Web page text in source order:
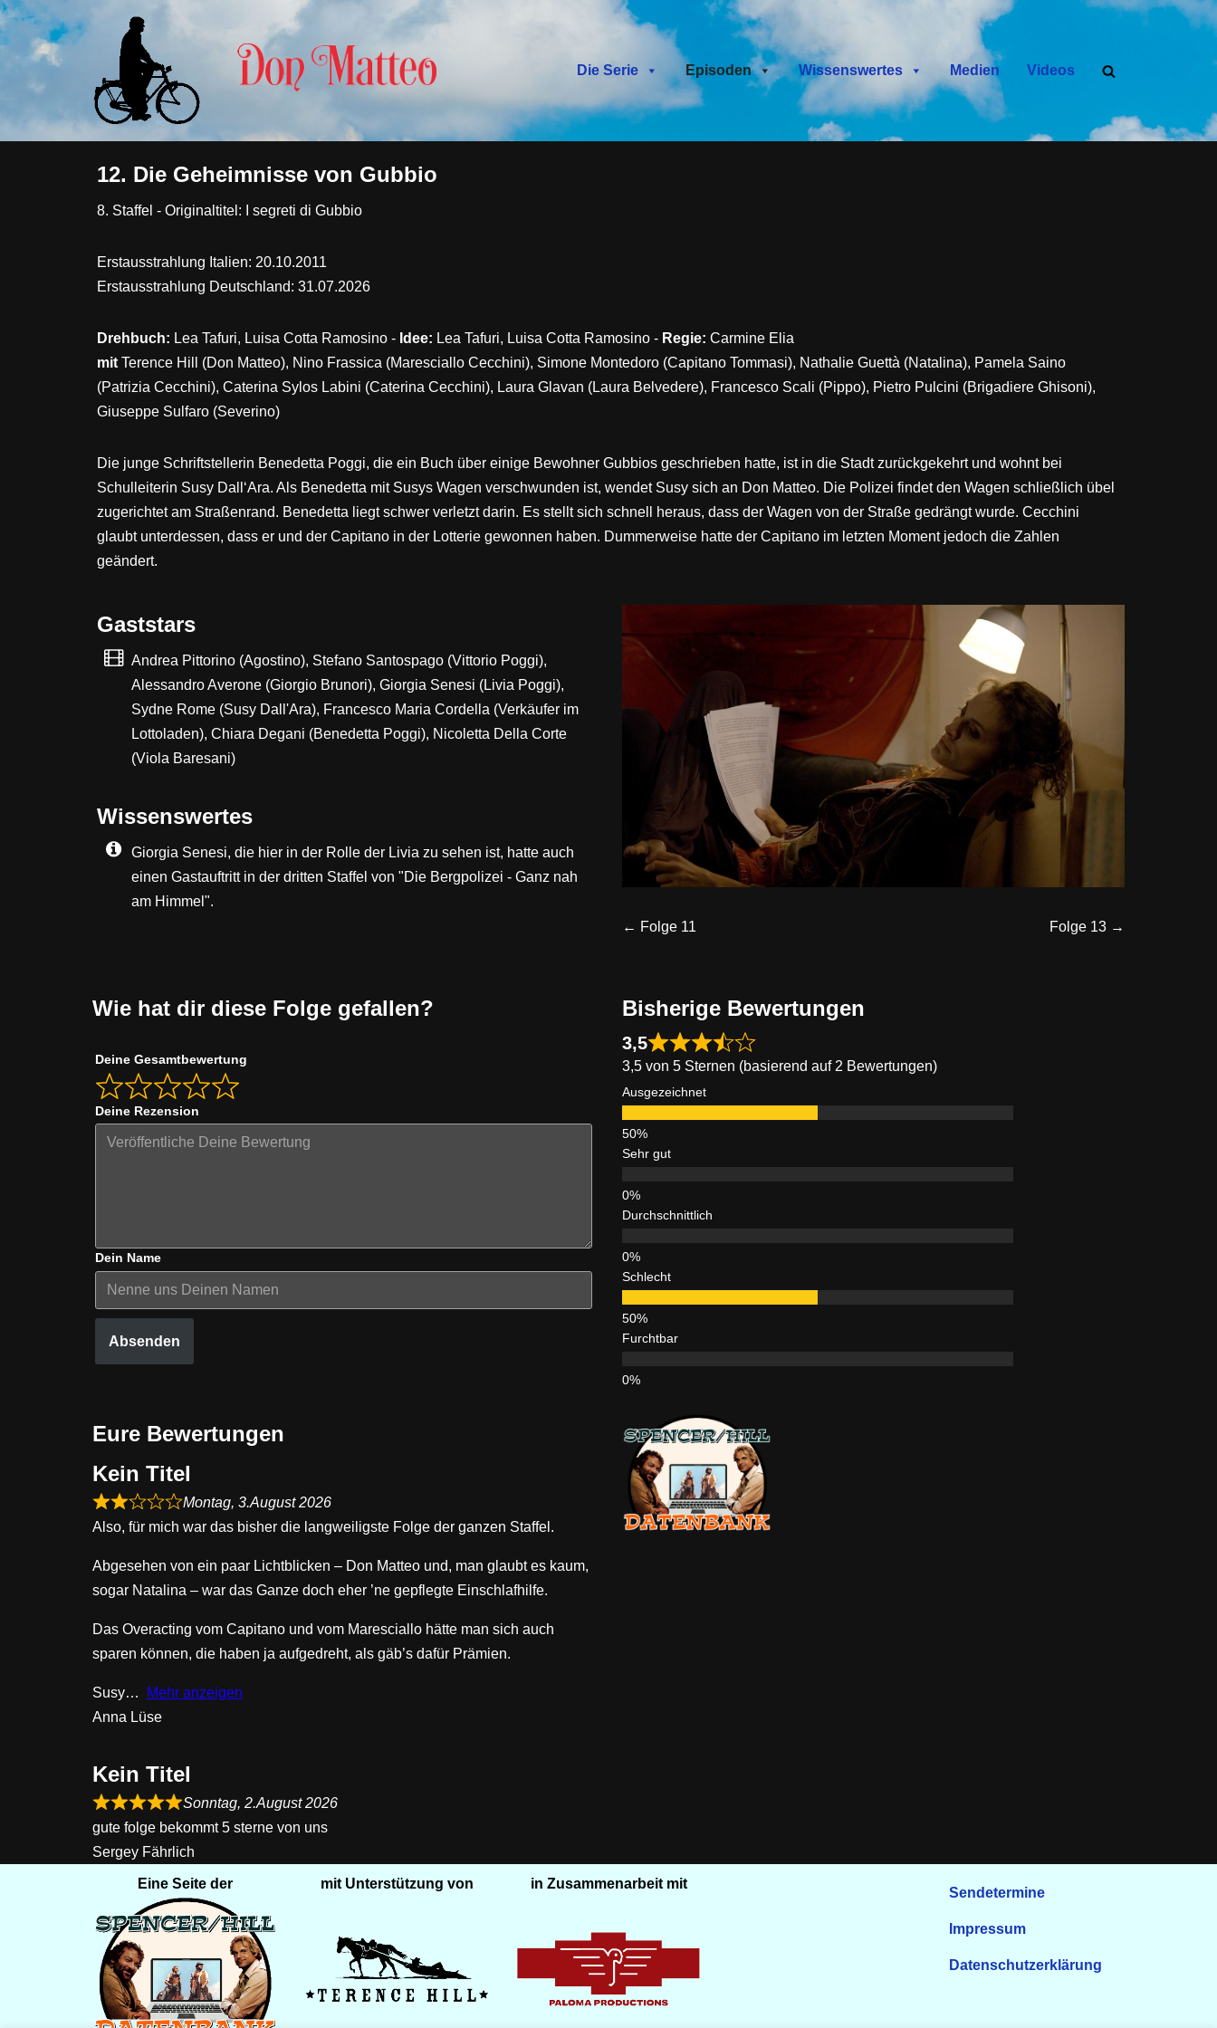
Zum
Die Serie Episoden Wissenswertes Medien Videos
12. Die Geheimnisse von Gubbio
8. Staffel - Originaltitel: I segreti di Gubbio
Erstausstrahlung Italien: 20.10.2011
Erstausstrahlung Deutschland: 31.07.2026
Drehbuch: Lea Tafuri, Luisa Cotta Ramosino - Idee: Lea Tafuri, Luisa Cotta Ramosino - Regie: Carmine Elia
mit Terence Hill (Don Matteo), Nino Frassica (Maresciallo Cecchini), Simone Montedoro (Capitano Tommasi), Nathalie Guettà (Natalina), Pamela Saino
(Patrizia Cecchini), Caterina Sylos Labini (Caterina Cecchini), Laura Glavan (Laura Belvedere), Francesco Scali (Pippo), Pietro Pulcini (Brigadiere Ghisoni),
Giuseppe Sulfaro (Severino)
Die junge Schriftstellerin Benedetta Poggi, die ein Buch über einige Bewohner Gubbios geschrieben hatte, ist in die Stadt zurückgekehrt und wohnt bei
Schulleiterin Susy Dall‘Ara. Als Benedetta mit Susys Wagen verschwunden ist, wendet Susy sich an Don Matteo. Die Polizei findet den Wagen schließlich übel
zugerichtet am Straßenrand. Benedetta liegt schwer verletzt darin. Es stellt sich schnell heraus, dass der Wagen von der Straße gedrängt wurde. Cecchini
glaubt unterdessen, dass er und der Capitano in der Lotterie gewonnen haben. Dummerweise hatte der Capitano im letzten Moment jedoch die Zahlen
geändert.
Gaststars
Andrea Pittorino (Agostino), Stefano Santospago (Vittorio Poggi),
Alessandro Averone (Giorgio Brunori), Giorgia Senesi (Livia Poggi),
Sydne Rome (Susy Dall'Ara), Francesco Maria Cordella (Verkäufer im
Lottoladen), Chiara Degani (Benedetta Poggi), Nicoletta Della Corte
(Viola Baresani)
Wissenswertes
Giorgia Senesi, die hier in der Rolle der Livia zu sehen ist, hatte auch
einen Gastauftritt in der dritten Staffel von "Die Bergpolizei - Ganz nah
am Himmel".
← Folge 11
Folge 13 →
Wie hat dir diese Folge gefallen?
Deine Gesamtbewertung
Deine Rezension
Dein Name
Absenden
Eure Bewertungen
Kein Titel
Montag, 3.August 2026
Also, für mich war das bisher die langweiligste Folge der ganzen Staffel.
Abgesehen von ein paar Lichtblicken – Don Matteo und, man glaubt es kaum,
sogar Natalina – war das Ganze doch eher ’ne gepflegte Einschlafhilfe.
Das Overacting vom Capitano und vom Maresciallo hätte man sich auch
sparen können, die haben ja aufgedreht, als gäb’s dafür Prämien.
Susy
Mehr anzeigen
Anna Lüse
Kein Titel
Sonntag, 2.August 2026
gute folge bekommt 5 sterne von uns
Sergey Fährlich
Bisherige Bewertungen
3,5
3,5 von 5 Sternen (basierend auf 2 Bewertungen)
Ausgezeichnet
Sehr gut
Durchschnittlich
Schlecht
Furchtbar
Eine Seite der mit Unterstützung von in Zusammenarbeit mit
Sendetermine
Impressum
Datenschutzerklärung